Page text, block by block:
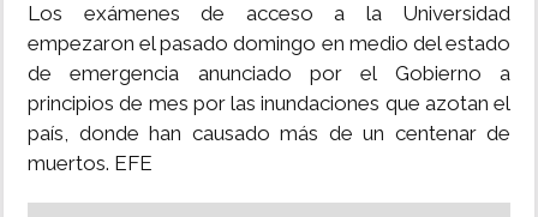
Los exámenes de acceso a la Universidad
empezaron el pasado domingo en medio del estado
de emergencia anunciado por el Gobierno a
principios de mes por las inundaciones que azotan el
país, donde han causado más de un centenar de
muertos. EFE